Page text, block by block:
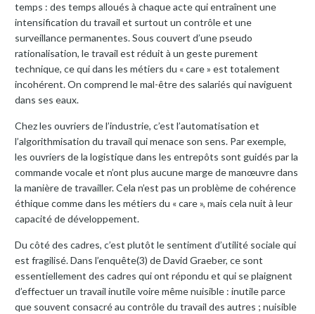
temps : des temps alloués à chaque acte qui entraînent une
intensification du travail et surtout un contrôle et une
surveillance permanentes. Sous couvert d’une pseudo
rationalisation, le travail est réduit à un geste purement
technique, ce qui dans les métiers du « care » est totalement
incohérent. On comprend le mal-être des salariés qui naviguent
dans ses eaux.
Chez les ouvriers de l’industrie, c’est l’automatisation et
l’algorithmisation du travail qui menace son sens. Par exemple,
les ouvriers de la logistique dans les entrepôts sont guidés par la
commande vocale et n’ont plus aucune marge de manœuvre dans
la manière de travailler. Cela n’est pas un problème de cohérence
éthique comme dans les métiers du « care », mais cela nuit à leur
capacité de développement.
Du côté des cadres, c’est plutôt le sentiment d’utilité sociale qui
est fragilisé. Dans l’enquête(3) de David Graeber, ce sont
essentiellement des cadres qui ont répondu et qui se plaignent
d’effectuer un travail inutile voire même nuisible : inutile parce
que souvent consacré au contrôle du travail des autres ; nuisible